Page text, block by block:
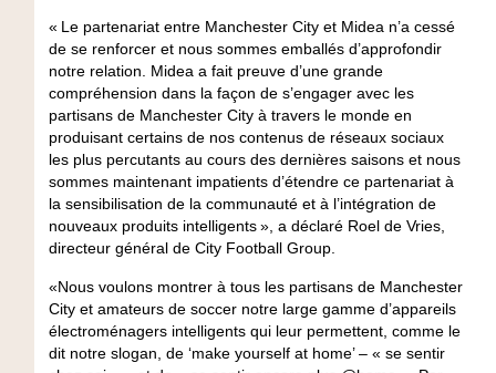
« Le partenariat entre Manchester City et Midea n’a cessé
de se renforcer et nous sommes emballés d’approfondir
notre relation. Midea a fait preuve d’une grande
compréhension dans la façon de s’engager avec les
partisans de Manchester City à travers le monde en
produisant certains de nos contenus de réseaux sociaux
les plus percutants au cours des dernières saisons et nous
sommes maintenant impatients d’étendre ce partenariat à
la sensibilisation de la communauté et à l’intégration de
nouveaux produits intelligents », a déclaré Roel de Vries,
directeur général de City Football Group.
«Nous voulons montrer à tous les partisans de Manchester
City et amateurs de soccer notre large gamme d’appareils
électroménagers intelligents qui leur permettent, comme le
dit notre slogan, de ‘make yourself at home’ – « se sentir